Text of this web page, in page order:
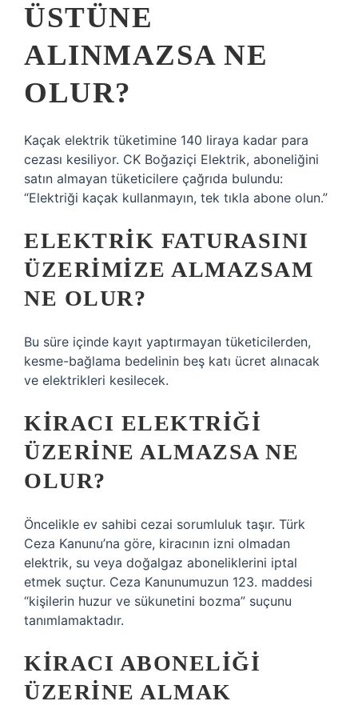
ÜSTÜNE
ALINMAZSA NE
OLUR?
Kaçak elektrik tüketimine 140 liraya kadar para
cezası kesiliyor. CK Boğaziçi Elektrik, aboneliğini
satın almayan tüketicilere çağrıda bulundu:
“Elektriği kaçak kullanmayın, tek tıkla abone olun.”
ELEKTRIK FATURASINI
ÜZERIMIZE ALMAZSAM
NE OLUR?
Bu süre içinde kayıt yaptırmayan tüketicilerden,
kesme-bağlama bedelinin beş katı ücret alınacak
ve elektrikleri kesilecek.
KIRACI ELEKTRIĞI
ÜZERINE ALMAZSA NE
OLUR?
Öncelikle ev sahibi cezai sorumluluk taşır. Türk
Ceza Kanunu’na göre, kiracının izni olmadan
elektrik, su veya doğalgaz aboneliklerini iptal
etmek suçtur. Ceza Kanunumuzun 123. maddesi
“kişilerin huzur ve sükunetini bozma” suçunu
tanımlamaktadır.
KIRACI ABONELIĞI
ÜZERINE ALMAK